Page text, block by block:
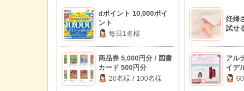
dポイント 10,000ポイ
ント
毎日1名様
商品券 5,000円分 / 図書
カード 500円分
20名様 / 100名様
妊婦
試せ
アル
イデ
ー